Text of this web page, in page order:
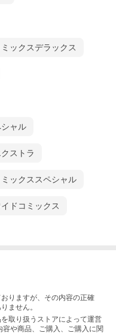
ックスデラックス
ャル
ストラ
ックススペシャル
ドコミックス
りますが、その内容の正確
ません。
を取り扱うストアによって運営
容や商品、ご購入 、ご購入に関